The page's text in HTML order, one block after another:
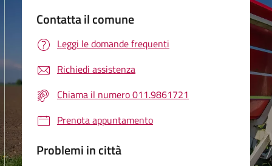
Contatta il comune
Leggi le domande frequenti
Richiedi assistenza
Chiama il numero 011.9861721
Prenota appuntamento
Problemi in città